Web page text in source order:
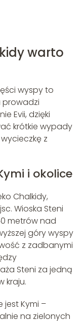
warto
wyspy to
prowadzi
Evii, dzięki
krótkie wypady
z
i okolice
Chalkidy,
Wioska Steni
metrów nad
góry wyspy
z zadbanymi
Steni za jedną
kraju.
jest Kymi –
na zielonych